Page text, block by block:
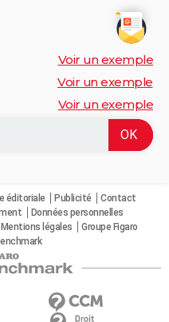
Voir un exemple
Voir un exemple
Voir un exemple
éditoriale Publicité
Contact
Données personnelles
Mentions légales
Groupe Figaro